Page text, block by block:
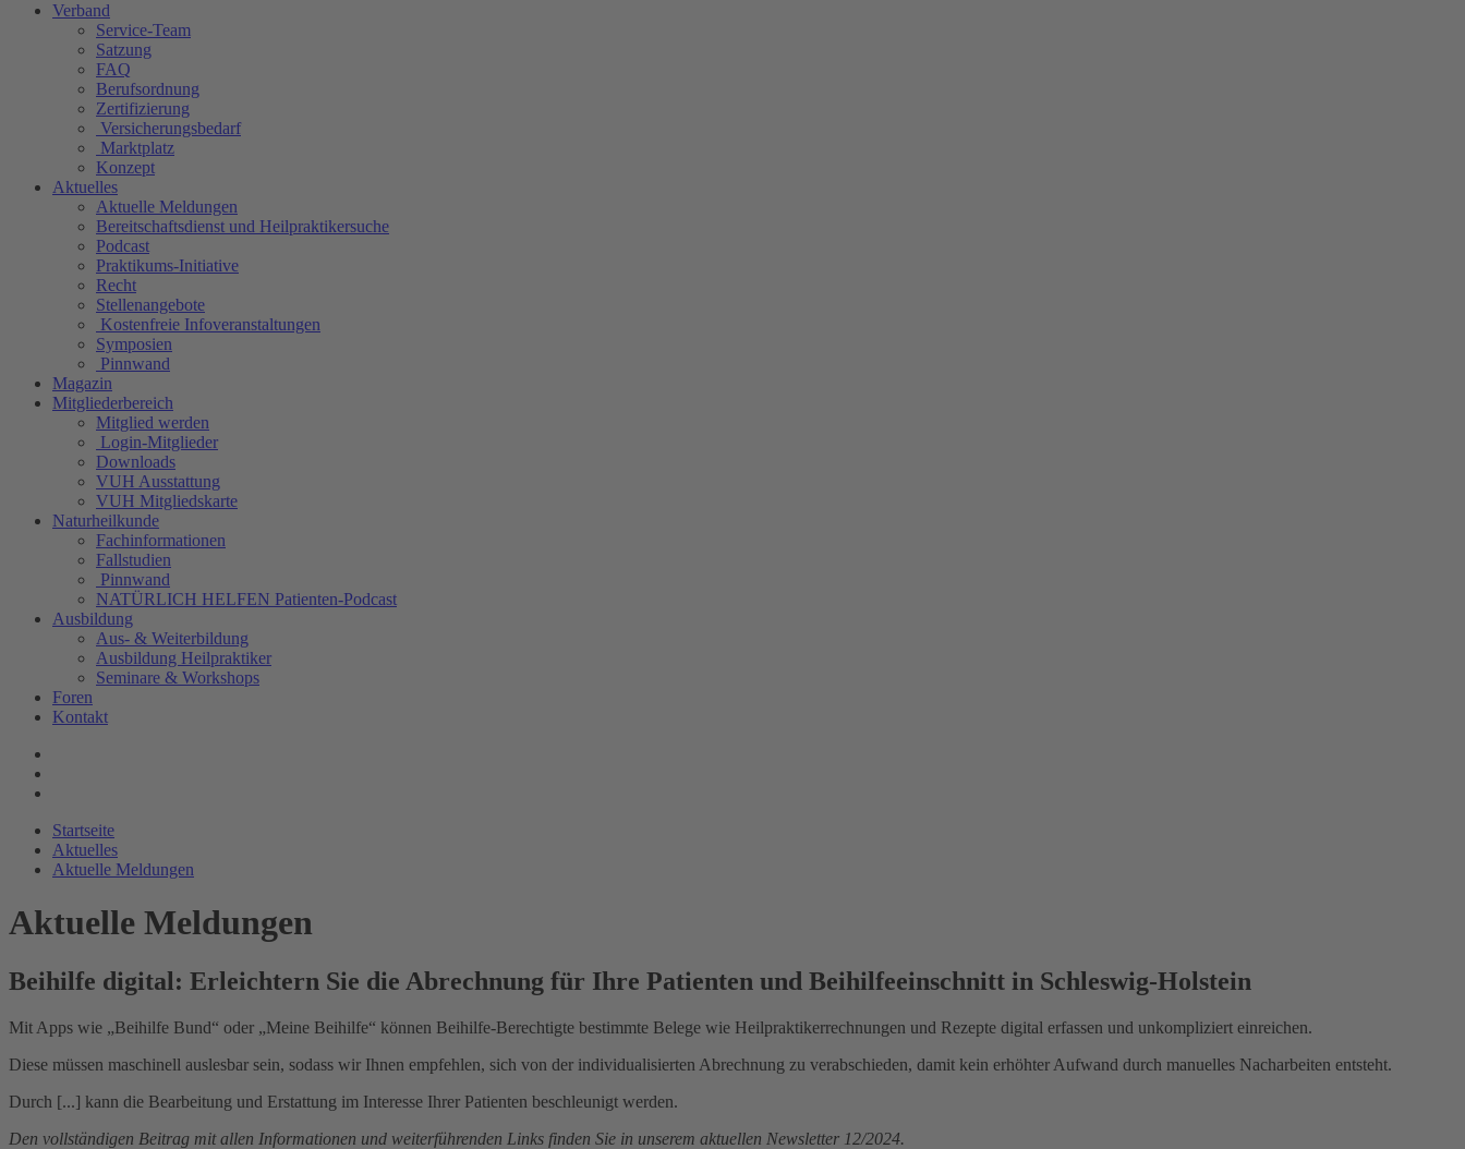
Verband
Service-Team
Satzung
FAQ
Berufsordnung
Zertifizierung
Versicherungsbedarf
Marktplatz
Konzept
Aktuelles
Aktuelle Meldungen
Bereitschaftsdienst und Heilpraktikersuche
Podcast
Praktikums-Initiative
Recht
Stellenangebote
Kostenfreie Infoveranstaltungen
Symposien
Pinnwand
Magazin
Mitgliederbereich
Mitglied werden
Login-Mitglieder
Downloads
VUH Ausstattung
VUH Mitgliedskarte
Naturheilkunde
Fachinformationen
Fallstudien
Pinnwand
NATÜRLICH HELFEN Patienten-Podcast
Ausbildung
Aus- & Weiterbildung
Ausbildung Heilpraktiker
Seminare & Workshops
Foren
Kontakt
Startseite
Aktuelles
Aktuelle Meldungen
Aktuelle Meldungen
Beihilfe digital: Erleichtern Sie die Abrechnung für Ihre Patienten und Beihilfeeinschnitt in Schleswig-Holstein
Mit Apps wie „Beihilfe Bund“ oder „Meine Beihilfe“ können Beihilfe-Berechtigte bestimmte Belege wie Heilpraktikerrechnungen und Rezepte digital erfassen und unkompliziert einreichen.
Diese müssen maschinell auslesbar sein, sodass wir Ihnen empfehlen, sich von der individualisierten Abrechnung zu verabschieden, damit kein erhöhter Aufwand durch manuelles Nacharbeiten entsteht.
Durch [...] kann die Bearbeitung und Erstattung im Interesse Ihrer Patienten beschleunigt werden.
Den vollständigen Beitrag mit allen Informationen und weiterführenden Links finden Sie in unserem aktuellen Newsletter 12/2024.